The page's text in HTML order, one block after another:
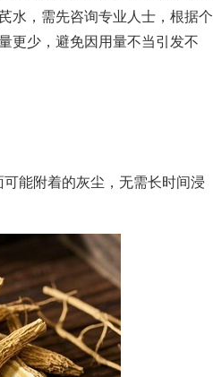
水，需先咨询专业人士，根据个
更少，避免因用量不当引发不
能附着的灰尘，无需长时间浸